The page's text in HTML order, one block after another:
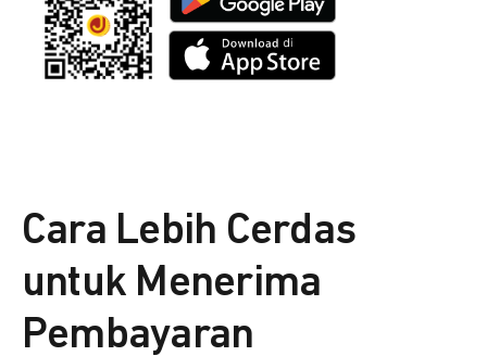
Cara Lebih Cerdas
untuk Menerima
Pembayaran